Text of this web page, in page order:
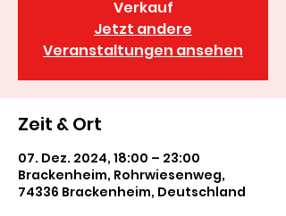
Verkauf
Jetzt andere
Veranstaltungen ansehen
Zeit & Ort
07. Dez. 2024, 18:00 – 23:00
Brackenheim, Rohrwiesenweg,
74336 Brackenheim, Deutschland